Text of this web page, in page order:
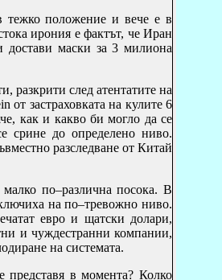
положение и вече е в
ирония е фактът, че Иран
достави маски за 3 милиона
разкрити след атентатите на
застраховката на кулите 6
как и какво би могло да се
срине до определено ниво.
разследване от Китай
по–различна посока. В
на по–тревожно ниво.
евро и щатски долари,
и чуждестранни компании,
на системата.
представя в момента? Колко